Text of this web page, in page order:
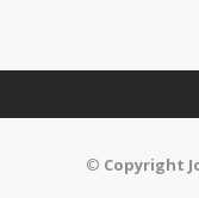
© Copyright